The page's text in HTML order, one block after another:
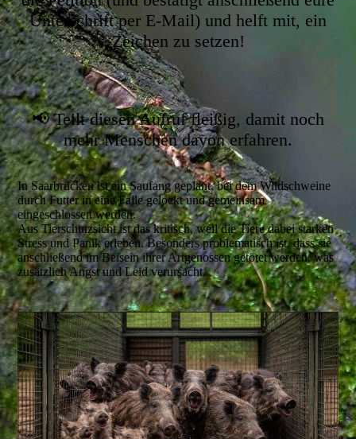
Unterschrift per E-Mail) und helft mit, ein
Zeichen zu setzen!
📢 Teilt diesen Aufruf fleißig, damit noch
mehr Menschen davon erfahren.
In Saarbrücken ist ein Saufang geplant, bei dem Wildschweine
durch Futter in eine Falle gelockt und gemeinsam
eingeschlossen werden.
Aus Tierschutzsicht ist das kritisch, weil die Tiere dabei starken
Stress und Panik erleben. Besonders problematisch ist, dass sie
anschließend im Beisein ihrer Artgenossen getötet werden, was
zusätzlich Angst und Leid verursacht.